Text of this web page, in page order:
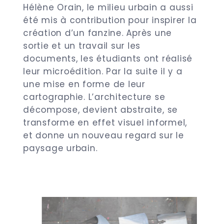
Hélène Orain, le milieu urbain a aussi
été mis à contribution pour inspirer la
création d’un fanzine. Après une
sortie et un travail sur les
documents, les étudiants ont réalisé
leur microédition. Par la suite il y a
une mise en forme de leur
cartographie. L’architecture se
décompose, devient abstraite, se
transforme en effet visuel informel,
et donne un nouveau regard sur le
paysage urbain.